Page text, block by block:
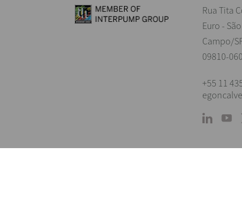
Rua Tita
Euro -
Campo/
09810-
+55 11